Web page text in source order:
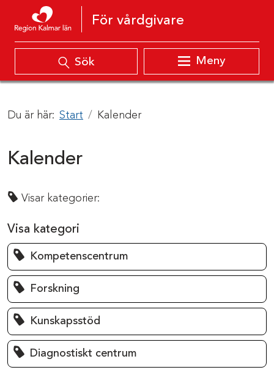
Hoppa till innehåll
För vårdgivare
Sök Meny
Du är här: Start Kalender
Kalender
Visar kategorier:
Visa kategori
Kompetenscentrum
Forskning
Kunskapsstöd
Diagnostiskt centrum